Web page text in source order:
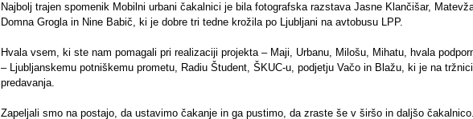
Najbolj trajen spomenik Mobilni urbani čakalnici je bila fotografska razstava Jasne Klančišar,
Domna Grogla in Nine Babič, ki je dobre tri tedne krožila po Ljubljani na avtobusu LPP.
Hvala vsem, ki ste nam pomagali pri realizaciji projekta – Maji, Urbanu, Milošu, Mihatu, hvala
– Ljubljanskemu potniškemu prometu, Radiu Študent, ŠKUC-u, podjetju Vačo in Blažu, ki je na
predavanja.
Zapeljali smo na postajo, da ustavimo čakanje in ga pustimo, da zraste še v širšo in daljšo